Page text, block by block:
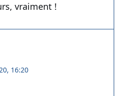
vraiment !
16:20